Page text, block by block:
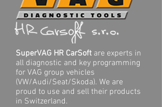
SuperVAG HR CarSoft are experts in
all diagnostic and key programming
for VAG group vehicles
(VW/Audi/Seat/Skoda). We are
proud to use and sell their products
in Switzerland.